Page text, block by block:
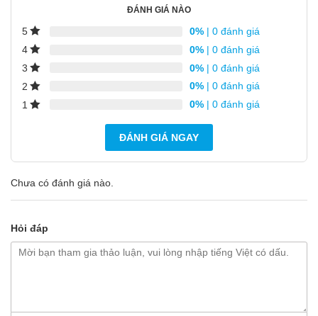
ĐÁNH GIÁ NÀO
5 0% | 0 đánh giá
4
0% | 0 đánh giá
3
0% | 0 đánh giá
2
0% | 0 đánh giá
1
0% | 0 đánh giá
ĐÁNH GIÁ NGAY
Chưa có đánh giá nào.
Hỏi đáp